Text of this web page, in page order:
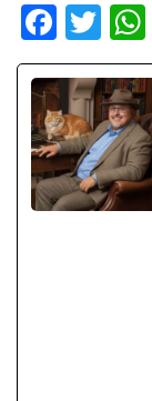
Fa
ce
bo
ok
T
wi
tte
r